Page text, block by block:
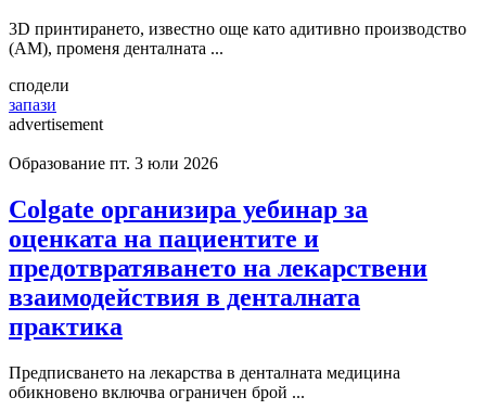
3D принтирането, известно още като адитивно производство
(AM), променя денталната ...
сподели
запази
advertisement
Образование пт. 3 юли 2026
Colgate организира уебинар за
оценката на пациентите и
предотвратяването на лекарствени
взаимодействия в денталната
практика
Предписването на лекарства в денталната медицина
обикновено включва ограничен брой ...